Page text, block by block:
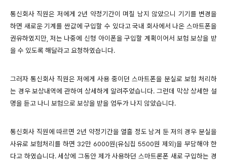
통신회사 직원은 저에게 2년 약정기간이 며칠 남지 않았으니 기기를 변경을
하면 새로운 기계를 싼값에 구입할 수 있다고 국내 회사에서 나온 스마트폰을
권유하였지만, 저는 나중에 신형 아이폰을 구입할 계획이어서 보험 보상을 받
을 수 있도록 해달라고 요청하였습니다.
그러자 통신회사 직원은 저에게 사용 중이던 스마트폰을 분실로 보험 처리하
는 경우 보상내역에 관하여 상세하게 알려주었습니다. 그런데 막상 상세한 설
명을 듣고 나니 보험으로 보상을 받을 엄두가 나지 않았습니다.
통신회사 직원에 따르면 2년 약정기간을 열흘 정도 남겨 둔 저의 경우 분실을
사유로 보험처리를 하면 32만 6000원(유심칩 5500원 제외)을 부담해야 한
다고 하였습니다. 세상에 그동안 제가 사용하던 스마트론폰 새로 구입하는 경